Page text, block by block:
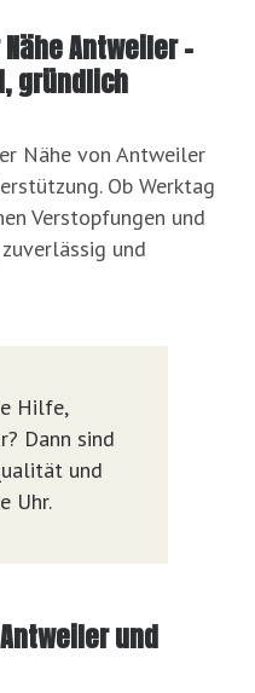
Antweiler –
gründlich
Nähe von Antweiler
Ob Werktag
Verstopfungen und
und
Hilfe,
Dann sind
und
Uhr.
und